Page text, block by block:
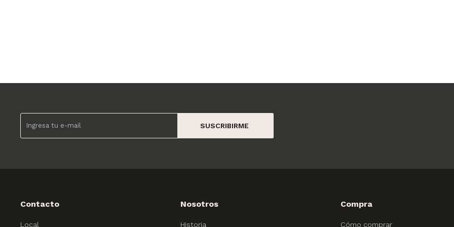
SUSCRIBIRME
Contacto
Local
Nosotros
Historia
Compra
Cómo comprar